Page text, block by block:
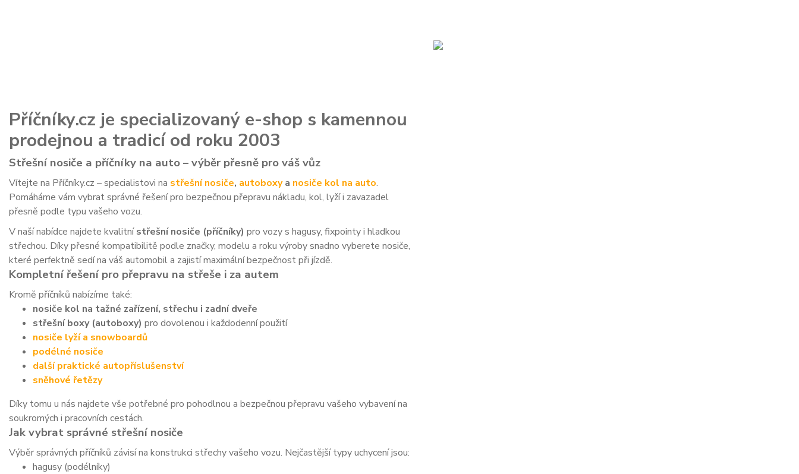
Příčníky.cz je specializovaný e-shop s kamennou
prodejnou a tradicí od roku 2003
Střešní nosiče a příčníky na auto – výběr přesně pro váš vůz
Vítejte na Příčníky.cz – specialistovi na střešní nosiče, autoboxya nosiče kol na auto.
Pomáháme vám vybrat správné řešení pro bezpečnou přepravu nákladu, kol, lyží i zavazadel
přesně podle typu vašeho vozu.
V naší nabídce najdete kvalitnístřešní nosiče (příčníky) pro vozy s hagusy, fixpointy i hladkou
střechou. Díky přesné kompatibilitě podle značky, modelu a roku výroby snadno vyberete nosiče,
které perfektně sedí na váš automobil a zajistí maximální bezpečnost při jízdě.
Kompletní řešení pro přepravu na střeše i za autem
Kromě příčníků nabízíme také:
nosiče kol na tažné zařízení, střechu i zadní dveře
střešní boxy (autoboxy) pro dovolenou i každodenní použití
nosiče lyží a snowboardů
podélné nosiče
další praktické autopříslušenství
sněhové řetězy
Díky tomu u nás najdete vše potřebné pro pohodlnou a bezpečnou přepravu vašeho vybavení na
soukromých i pracovních cestách.
Jak vybrat správné střešní nosiče
Výběr správných příčníků závisí na konstrukci střechy vašeho vozu. Nejčastější typy uchycení jsou:
hagusy (podélníky)